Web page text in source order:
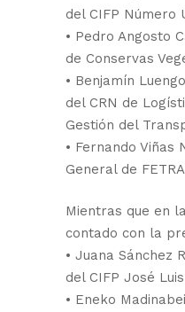
del CIFP Número
• Pedro Angosto
de Conservas
• Benjamín
del CRN de
Gestión del
• Fernando Viñas
General de
Mientras que en
contado con la
• Juana Sánchez
del CIFP José
• Eneko